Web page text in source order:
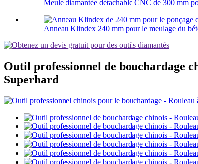
Meule diamantée détachable CNC de 300 mm
Anneau Klindex 240 mm pour le meulage du
Outil professionnel de bouchardage
Superhard